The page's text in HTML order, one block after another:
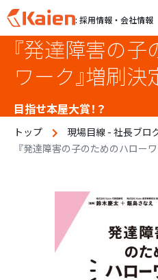
: 採用情報・会社情報
『発達障害の
ワーク』増刷決
目指せ本屋大賞！？
トップ
現場目線 - 社長ブロ
『発達障害の子のためのハロー